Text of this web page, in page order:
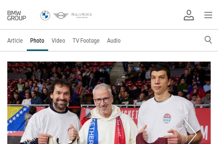
Article Photo Video TV Footage Audio